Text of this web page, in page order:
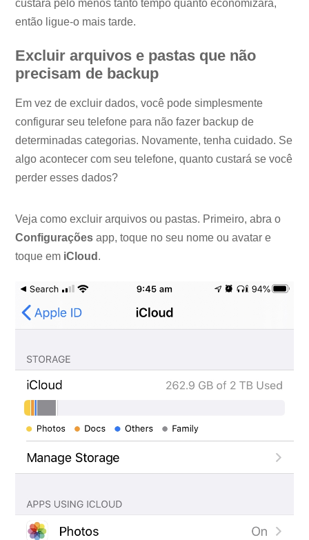
custará pelo menos tanto tempo quanto economizará,
então ligue-o mais tarde.
Excluir arquivos e pastas que não
precisam de backup
Em vez de excluir dados, você pode simplesmente
configurar seu telefone para não fazer backup de
determinadas categorias. Novamente, tenha cuidado. Se
algo acontecer com seu telefone, quanto custará se você
perder esses dados?
Veja como excluir arquivos ou pastas. Primeiro, abra o
Configurações app, toque no seu nome ou avatar e
toque em iCloud .